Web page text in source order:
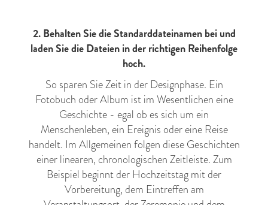
2. Behalten Sie die Standarddateinamen bei und
laden Sie die Dateien in der richtigen Reihenfolge
hoch.
So sparen Sie Zeit in der Designphase. Ein
Fotobuch oder Album ist im Wesentlichen eine
Geschichte - egal ob es sich um ein
Menschenleben, ein Ereignis oder eine Reise
handelt. Im Allgemeinen folgen diese Geschichten
einer linearen, chronologischen Zeitleiste. Zum
Beispiel beginnt der Hochzeitstag mit der
Vorbereitung, dem Eintreffen am